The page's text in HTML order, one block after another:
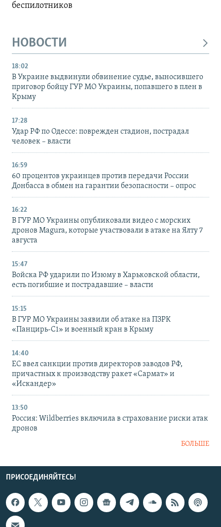
беспилотников
НОВОСТИ
18:02
В Украине выдвинули обвинение судье, выносившего
приговор бойцу ГУР МО Украины, попавшего в плен в
Крыму
17:28
Удар РФ по Одессе: поврежден стадион, пострадал
человек – власти
16:59
60 процентов украинцев против передачи России
Донбасса в обмен на гарантии безопасности – опрос
16:22
В ГУР МО Украины опубликовали видео с морских
дронов Magura, которые участвовали в атаке на Ялту 7
августа
15:47
Войска РФ ударили по Изюму в Харьковской области,
есть погибшие и пострадавшие – власти
15:15
В ГУР МО Украины заявили об атаке на ПЗРК
«Панцирь-С1» и военный кран в Крыму
14:40
ЕС ввел санкции против директоров заводов РФ,
причастных к производству ракет «Сармат» и
«Искандер»
13:50
Россия: Wildberries включила в страхование риски атак
дронов
БОЛЬШЕ
ПРИСОЕДИНЯЙТЕСЬ!